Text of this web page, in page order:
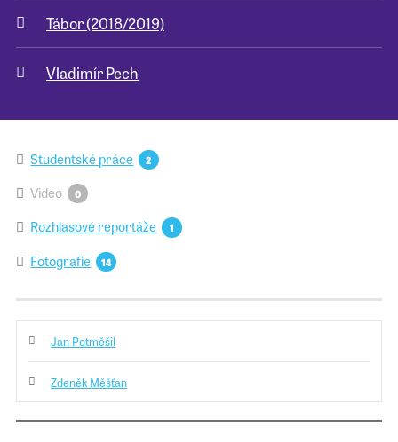
Tábor (2018/2019)
Vladimír Pech
Studentské práce 2
Video 0
Rozhlasové reportáže 1
Fotografie 14
Jan Potměšil
Zdeněk Měšťan